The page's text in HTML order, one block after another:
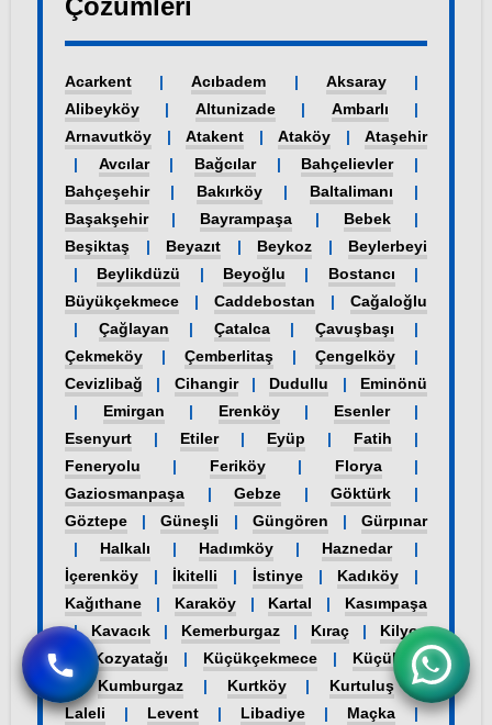
Acarkent | Acıbadem | Aksaray
|
Alibeyköy
| Altunizade | Ambarlı
|
Arnavutköy
| Atakent | Ataköy |
Ataşehir
|
Avcılar | Bağcılar | Bahçelievler
|
Bahçeşehir
| Bakırköy | Baltalimanı
|
Başakşehir
| Bayrampaşa | Bebek
|
Beşiktaş
| Beyazıt | Beykoz |
Beylerbeyi
|
Beylikdüzü | Beyoğlu | Bostancı
|
Büyükçekmece
| Caddebostan |
Cağaloğlu
|
Çağlayan | Çatalca | Çavuşbaşı
|
Çekmeköy
| Çemberlitaş | Çengelköy
|
Cevizlibağ
| Cihangir | Dudullu |
Eminönü
|
Emirgan | Erenköy | Esenler
|
Esenyurt
| Etiler | Eyüp | Fatih
|
Feneryolu
| Feriköy | Florya
|
Gaziosmanpaşa
| Gebze | Göktürk
|
Göztepe
| Güneşli | Güngören |
Gürpınar
|
Halkalı | Hadımköy | Haznedar
|
İçerenköy
| İkitelli | İstinye | Kadıköy
|
Kağıthane
| Karaköy | Kartal |
Kasımpaşa
|
Kavacık | Kemerburgaz | Kıraç |
Kilyos
Kozyatağı | Küçükçekmece |
Küçükyalı
Kumburgaz | Kurtköy | Kurtuluş
|
Laleli
| Levent | Libadiye | Maçka |